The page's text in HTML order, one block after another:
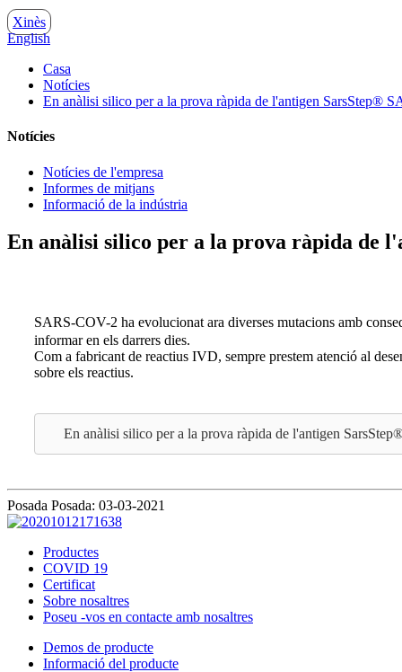
Xinès
English
Casa
Notícies
En anàlisi silico per a la prova ràpida de l'antigen SarsStep®
Notícies
Notícies de l'empresa
Informes de mitjans
Informació de la indústria
En anàlisi silico per a la prova ràpida de
SARS-COV-2 ha evolucionat ara diverses mutacions amb
informar en els darrers dies.
Com a fabricant de reactius IVD, sempre prestem atenció al
sobre els reactius.
En anàlisi silico per a la prova ràpida de l'antigen
Posada Posada: 03-03-2021
Productes
COVID 19
Certificat
Sobre nosaltres
Poseu -vos en contacte amb nosaltres
Demos de producte
Informació del producte